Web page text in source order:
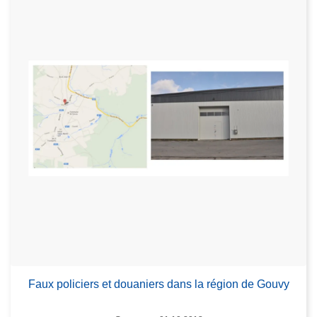
Faux policiers et douaniers dans la région de Gouvy